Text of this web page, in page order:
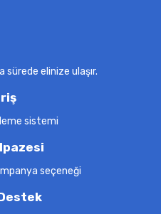
sürede elinize ulaşır.
sistemi
seçeneği